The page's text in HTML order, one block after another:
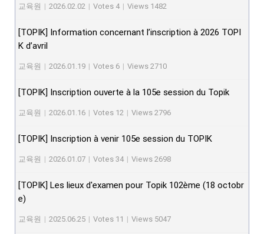
교육원 | 2026.02.02 | Votes 4 | Views 1482
[TOPIK] Information concernant l’inscription à 2026 TOPI
K d’avril
교육원 | 2026.01.19 | Votes 6 | Views 2710
[TOPIK] Inscription ouverte à la 105e session du Topik
교육원 | 2026.01.16 | Votes 12 | Views 2796
[TOPIK] Inscription à venir 105e session du TOPIK
교육원 | 2026.01.07 | Votes 34 | Views 2698
[TOPIK] Les lieux d'examen pour Topik 102ème (18 octobr
e)
교육원 | 2025.06.25 | Votes 11 | Views 5047